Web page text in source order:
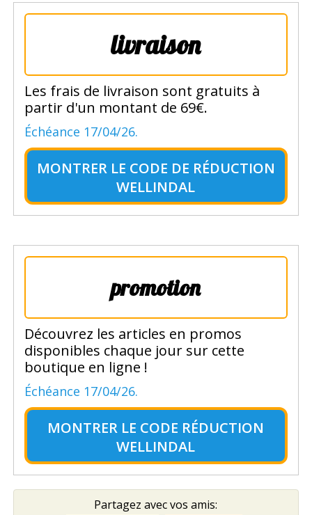
livraison
Les frais de livraison sont gratuits à
partir d'un montant de 69€.
Échéance 17/04/26.
MONTRER LE CODE DE RÉDUCTION
WELLINDAL
promotion
Découvrez les articles en promos
disponibles chaque jour sur cette
boutique en ligne !
Échéance 17/04/26.
MONTRER LE CODE RÉDUCTION
WELLINDAL
Partagez avec vos amis: